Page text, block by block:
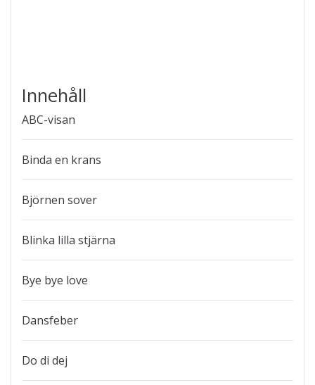
Innehåll
ABC-visan
Binda en krans
Björnen sover
Blinka lilla stjärna
Bye bye love
Dansfeber
Do di dej